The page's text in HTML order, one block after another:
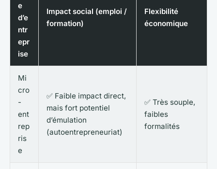
e
d’e
ntr
epr
ise
Impact social (emploi /
formation)
Flexibilité
économique
Mi
cro
-
ent
rep
ris
e
✅ Faible impact direct,
mais fort potentiel
d’émulation
(autoentrepreneuriat)
✅ Très souple,
faibles
formalités